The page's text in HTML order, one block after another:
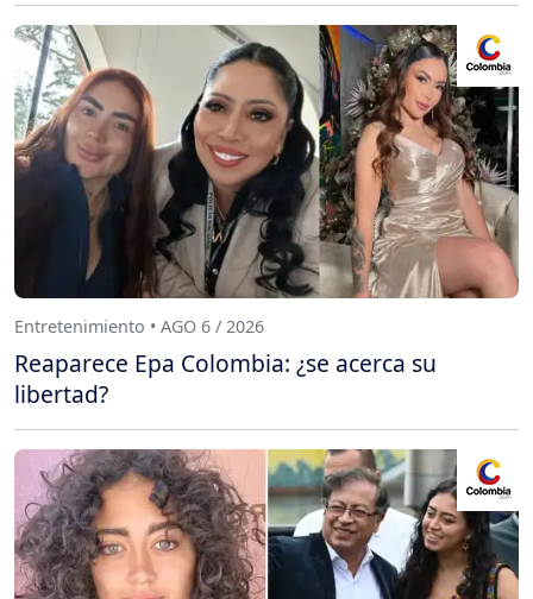
Entretenimiento • AGO 6 / 2026
Reaparece Epa Colombia: ¿se acerca su
libertad?